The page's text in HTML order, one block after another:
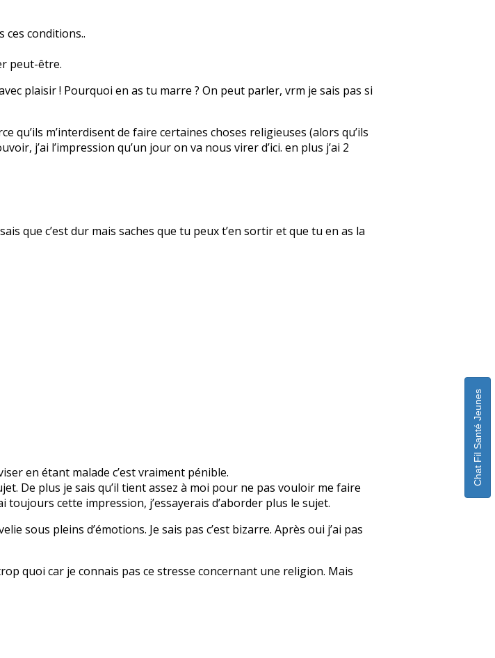
ces conditions..
peut-être.
plaisir ! Pourquoi en as tu marre ? On peut parler, vrm je sais pas si
qu’ils m’interdisent de faire certaines choses religieuses (alors qu’ils
j’ai l’impression qu’un jour on va nous virer d’ici. en plus j’ai 2
que c’est dur mais saches que tu peux t’en sortir et que tu en as la
en étant malade c’est vraiment pénible.
De plus je sais qu’il tient assez à moi pour ne pas vouloir me faire
toujours cette impression, j’essayerais d’aborder plus le sujet.
sous pleins d’émotions. Je sais pas c’est bizarre. Après oui j’ai pas
quoi car je connais pas ce stresse concernant une religion. Mais
Chat Fil Santé Jeunes